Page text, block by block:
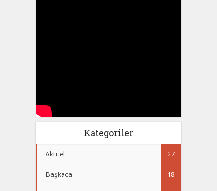
Kategoriler
Aktüel 27
Başkaca 18